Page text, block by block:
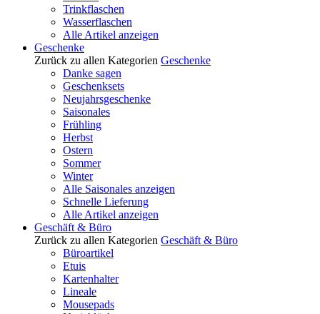
Trinkflaschen
Wasserflaschen
Alle Artikel anzeigen
Geschenke
Zurück zu allen Kategorien Geschenke
Danke sagen
Geschenksets
Neujahrsgeschenke
Saisonales
Frühling
Herbst
Ostern
Sommer
Winter
Alle Saisonales anzeigen
Schnelle Lieferung
Alle Artikel anzeigen
Geschäft & Büro
Zurück zu allen Kategorien Geschäft & Büro
Büroartikel
Etuis
Kartenhalter
Lineale
Mousepads